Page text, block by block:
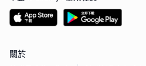
關於